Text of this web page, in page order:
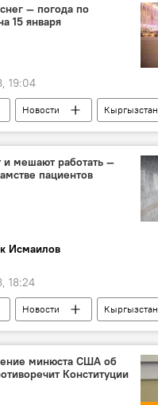
— погода по
15 января
19:04
Новости
Кыргызстан
погоды
мешают работать —
пациентов
Исмаилов
18:24
Новости
Кыргызстан
врач
пациент
минюста США об
Конституции